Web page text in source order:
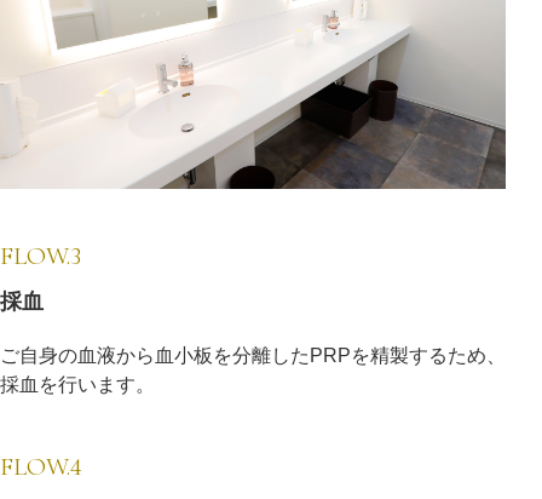
FLOW.3
採血
ご自身の血液から血小板を分離したPRPを精製するため、
採血を行います。
FLOW.4